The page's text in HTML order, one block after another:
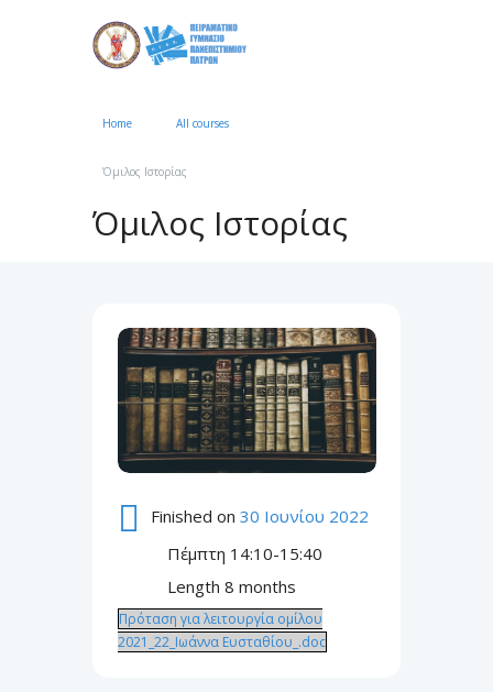
Home All courses
Όμιλος Ιστορίας
Όμιλος Ιστορίας
Finished on 30 Ιουνίου 2022
Πέμπτη 14:10-15:40
Length 8 months
Πρόταση για λειτουργία ομίλου
2021_22_Ιωάννα Ευσταθίου_.doc